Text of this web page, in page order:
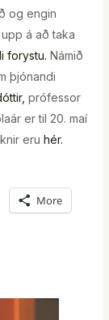
og engin
á að taka
forystu. Námið
þjónandi
prófessor
er til 20. maí
eru hér.
More